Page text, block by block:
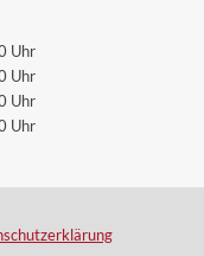
Uhr
Uhr
Uhr
Uhr